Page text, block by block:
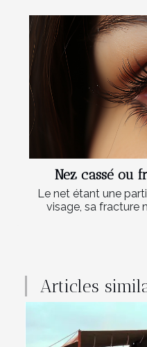
Nez cassé ou
Le net étant une
visage, sa fracture
Articles